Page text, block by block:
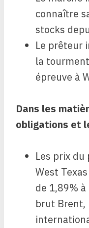
connaître
stocks
Le prêteur
la
épreuve à
Dans les
obligations et
Les prix
West
de 1,89%
brut Brent,